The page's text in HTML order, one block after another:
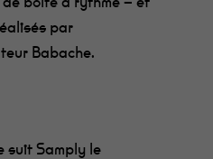
par
Babache.
suit Samply le